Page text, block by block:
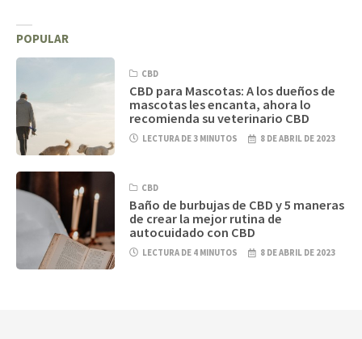
POPULAR
CBD
CBD para Mascotas: A los dueños de
mascotas les encanta, ahora lo
recomienda su veterinario CBD
LECTURA DE 3 MINUTOS 8 DE ABRIL DE 2023
CBD
Baño de burbujas de CBD y 5 maneras
de crear la mejor rutina de
autocuidado con CBD
LECTURA DE 4 MINUTOS 8 DE ABRIL DE 2023